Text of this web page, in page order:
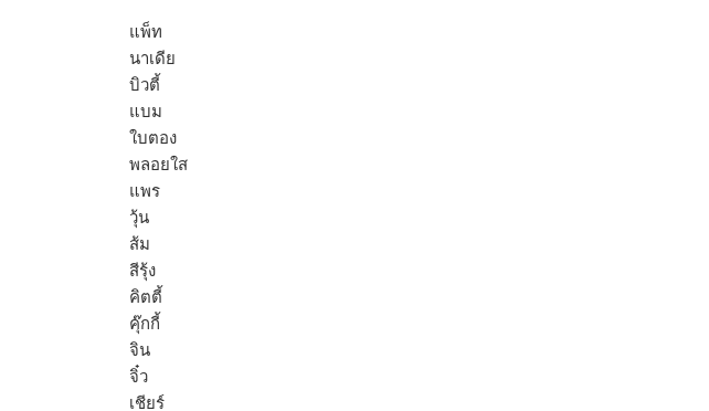
แพ็ท
นาเดีย
บิวตี้
แบม
ใบตอง
พลอยใส
แพร
วุ้น
ส้ม
สีรุ้ง
คิตตี้
คุ๊กกี้
จิน
จิ๋ว
เชียร์